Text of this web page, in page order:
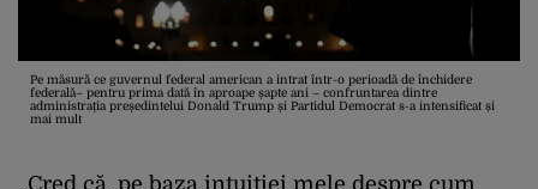
Pe măsură ce guvernul federal american a intrat într-o perioadă de închidere
federală– pentru prima dată în aproape șapte ani – confruntarea dintre
administrația președintelui Donald Trump și Partidul Democrat s-a intensificat și
mai mult